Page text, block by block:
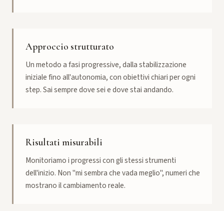
Approccio strutturato
Un metodo a fasi progressive, dalla stabilizzazione
iniziale fino all'autonomia, con obiettivi chiari per ogni
step. Sai sempre dove sei e dove stai andando.
Risultati misurabili
Monitoriamo i progressi con gli stessi strumenti
dell'inizio. Non "mi sembra che vada meglio", numeri che
mostrano il cambiamento reale.